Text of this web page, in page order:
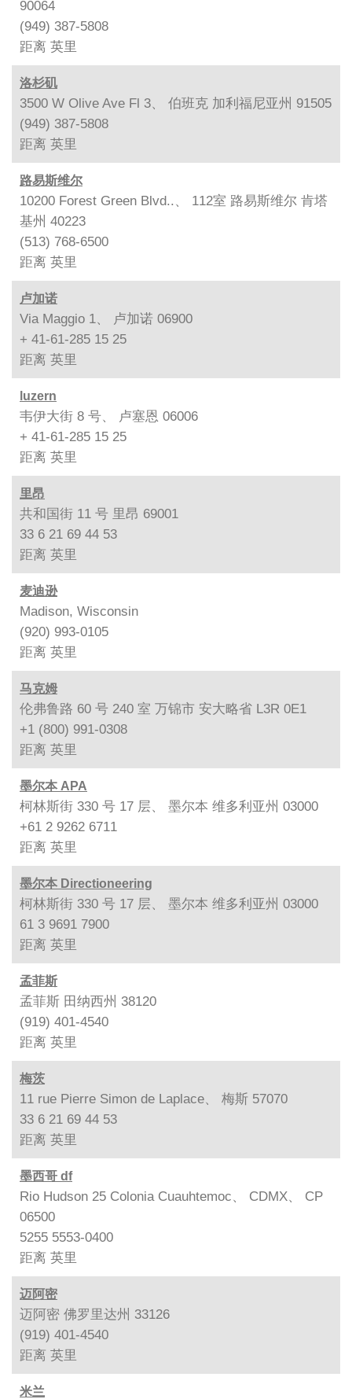
90064
(949) 387-5808
距离 英里
洛杉矶
3500 W Olive Ave Fl 3、 伯班克 加利福尼亚州 91505
(949) 387-5808
距离 英里
路易斯维尔
10200 Forest Green Blvd..、 112室 路易斯维尔 肯塔
基州 40223
(513) 768-6500
距离 英里
卢加诺
Via Maggio 1、 卢加诺 06900
+ 41-61-285 15 25
距离 英里
luzern
韦伊大街 8 号、 卢塞恩 06006
+ 41-61-285 15 25
距离 英里
里昂
共和国街 11 号 里昂 69001
33 6 21 69 44 53
距离 英里
麦迪逊
Madison, Wisconsin
(920) 993-0105
距离 英里
马克姆
伦弗鲁路 60 号 240 室 万锦市 安大略省 L3R 0E1
+1 (800) 991-0308
距离 英里
墨尔本 APA
柯林斯街 330 号 17 层、 墨尔本 维多利亚州 03000
+61 2 9262 6711
距离 英里
墨尔本 Directioneering
柯林斯街 330 号 17 层、 墨尔本 维多利亚州 03000
61 3 9691 7900
距离 英里
孟菲斯
孟菲斯 田纳西州 38120
(919) 401-4540
距离 英里
梅茨
11 rue Pierre Simon de Laplace、 梅斯 57070
33 6 21 69 44 53
距离 英里
墨西哥 df
Rio Hudson 25 Colonia Cuauhtemoc、 CDMX、 CP
06500
5255 5553-0400
距离 英里
迈阿密
迈阿密 佛罗里达州 33126
(919) 401-4540
距离 英里
米兰